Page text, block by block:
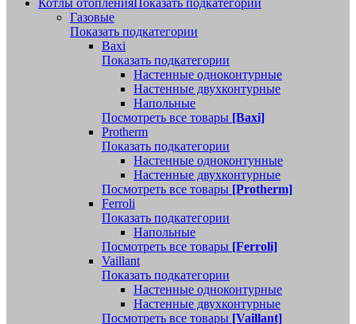
Котлы отопленияПоказать подкатегории
Газовые
Показать подкатегории
Baxi
Показать подкатегории
Настенные одноконтурные
Настенные двухконтурные
Напольные
Посмотреть все товары [Baxi]
Protherm
Показать подкатегории
Настенные одноконтунные
Настенные двухконтурные
Посмотреть все товары [Protherm]
Ferroli
Показать подкатегории
Напольные
Посмотреть все товары [Ferroli]
Vaillant
Показать подкатегории
Настенные одноконтурные
Настенные двухконтурные
Посмотреть все товары [Vaillant]